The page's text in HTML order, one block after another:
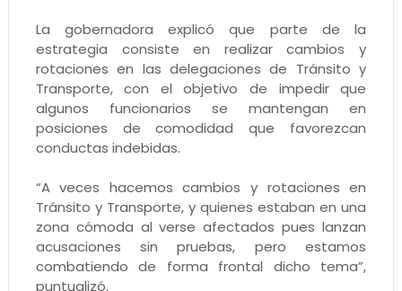
La gobernadora explicó que parte de la
estrategia consiste en realizar cambios y
rotaciones en las delegaciones de Tránsito y
Transporte, con el objetivo de impedir que
algunos funcionarios se mantengan en
posiciones de comodidad que favorezcan
conductas indebidas.
“A veces hacemos cambios y rotaciones en
Tránsito y Transporte, y quienes estaban en una
zona cómoda al verse afectados pues lanzan
acusaciones sin pruebas, pero estamos
combatiendo de forma frontal dicho tema”,
puntualizó.